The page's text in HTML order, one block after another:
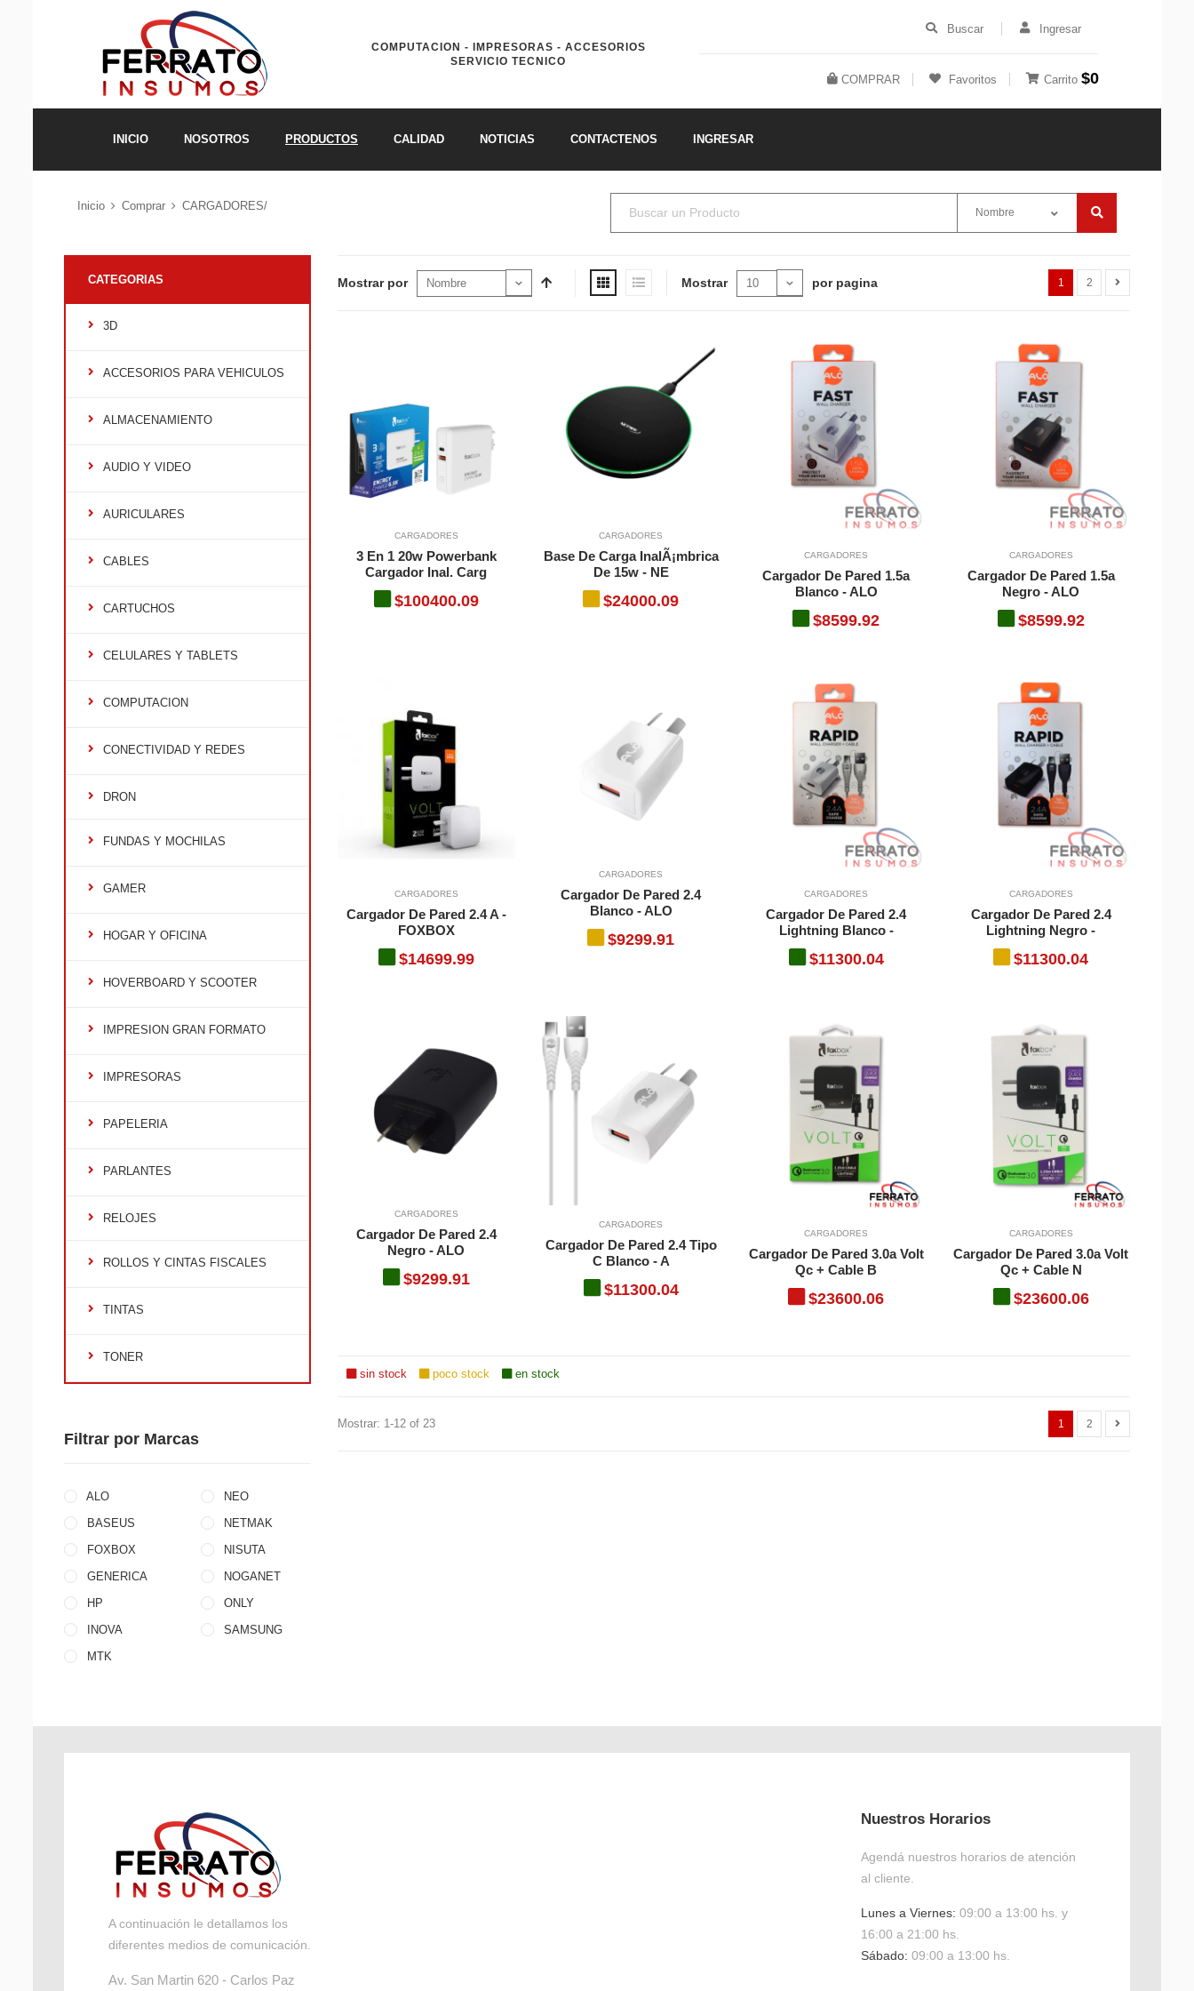
COMPUTACION - IMPRESORAS - ACCESORIOS
SERVICIO TECNICO
Buscar Ingresar
COMPRAR Favoritos Carrito $0
INICIO NOSOTROS PRODUCTOS CALIDAD NOTICIAS CONTACTENOS INGRESAR
Inicio Comprar CARGADORES/ Nombre
1 2
Mostrar por Mostrar por pagina
CARGADORES
3 En 1 20w Powerbank
Cargador Inal. Carg
$100400.09
CARGADORES
Base De Carga InalÃ¡mbrica
De 15w - NE
$24000.09
CARGADORES
Cargador De Pared 1.5a
Blanco - ALO
$8599.92
CARGADORES
Cargador De Pared 1.5a
Negro - ALO
$8599.92
CARGADORES
Cargador De Pared 2.4 A -
FOXBOX
$14699.99
CARGADORES
Cargador De Pared 2.4
Blanco - ALO
$9299.91
CARGADORES
Cargador De Pared 2.4
Lightning Blanco -
$11300.04
CARGADORES
Cargador De Pared 2.4
Lightning Negro -
$11300.04
CARGADORES
Cargador De Pared 2.4
Negro - ALO
$9299.91
CARGADORES
Cargador De Pared 2.4 Tipo
C Blanco - A
$11300.04
CARGADORES
Cargador De Pared 3.0a Volt
Qc + Cable B
$23600.06
CARGADORES
Cargador De Pared 3.0a Volt
Qc + Cable N
$23600.06
sin stock poco stock en stock
Mostrar: 1-12 of 23 1 2
CATEGORIAS
3D
ACCESORIOS PARA VEHICULOS
ALMACENAMIENTO
AUDIO Y VIDEO
AURICULARES
CABLES
CARTUCHOS
CELULARES Y TABLETS
COMPUTACION
CONECTIVIDAD Y REDES
DRON
FUNDAS Y MOCHILAS
GAMER
HOGAR Y OFICINA
HOVERBOARD Y SCOOTER
IMPRESION GRAN FORMATO
IMPRESORAS
PAPELERIA
PARLANTES
RELOJES
ROLLOS Y CINTAS FISCALES
TINTAS
TONER
Filtrar por Marcas
ALO
BASEUS
FOXBOX
GENERICA
HP
INOVA
MTK
NEO
NETMAK
NISUTA
NOGANET
ONLY
SAMSUNG
A continuación le detallamos los
diferentes medios de comunicación.
Av. San Martin 620 - Carlos Paz
Nuestros Horarios
Agendá nuestros horarios de atención
al cliente.
Lunes a Viernes: 09:00 a 13:00 hs. y
16:00 a 21:00 hs.
Sábado: 09:00 a 13:00 hs.